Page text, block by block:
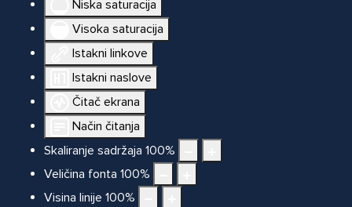
Niska saturacija
Visoka saturacija
Istakni linkove
Istakni naslove
Čitač ekrana
Način čitanja
Skaliranje sadržaja 100%
Veličina fonta 100%
Visina linije 100%